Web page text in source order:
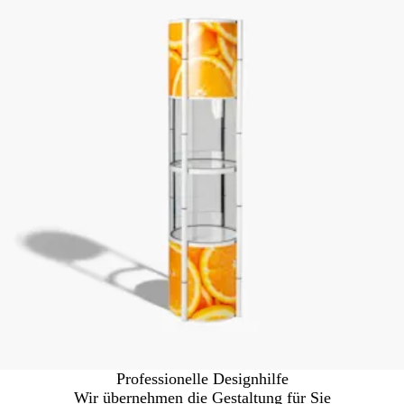
Professionelle Designhilfe
Wir übernehmen die Gestaltung für Sie